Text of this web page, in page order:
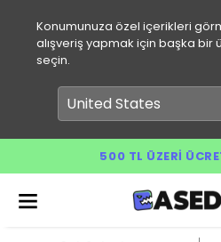
Konumunuza özel içerikleri
alışveriş yapmak için başka bir
seçin.
500 TL ÜZERI